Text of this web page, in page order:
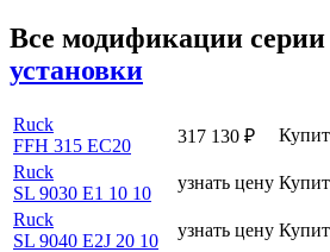
Все модификации серии
установки
Ruck
FFH 315 EC20
317 130 ₽
Ruck
SL 9030 E1 10 10
узнать цену
Ruck
SL 9040 E2J 20 10
узнать цену